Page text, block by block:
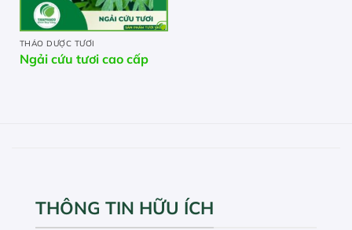
THẢO DƯỢC TƯƠI
Ngải cứu tươi cao cấp
THÔNG TIN HỮU ÍCH